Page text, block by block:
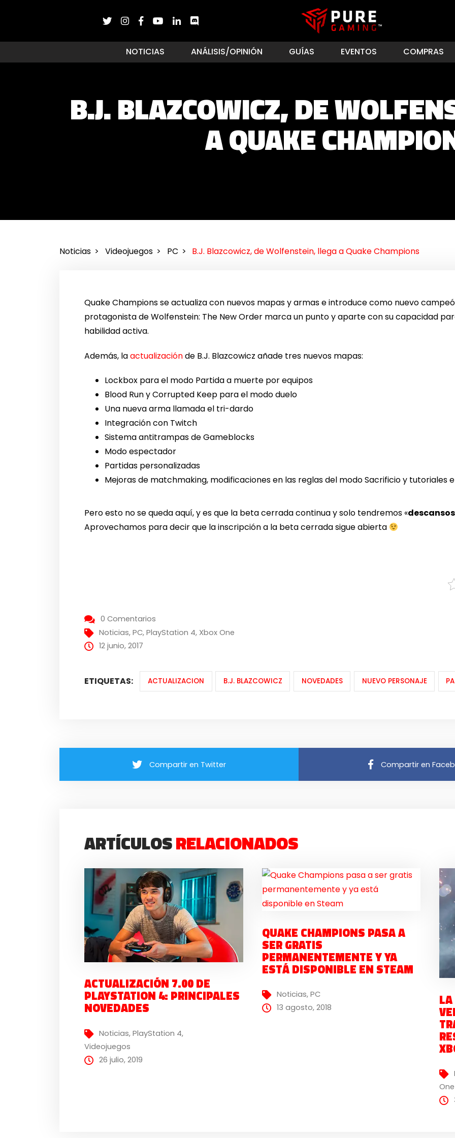
NOTICIAS ANÁLISIS/OPINIÓN GUÍAS EVENTOS COMPRAS
B.J. BLAZCOWICZ, DE
A QUAKE
Noticias Videojuegos PC B.J. Blazcowicz, de Wolfenstein, llega a Quake Champions
Quake Champions se actualiza con nuevos mapas y armas e introduce como nuevo
protagonista de Wolfenstein: The New Order marca un punto y aparte con su capacidad
habilidad activa.
Además, laactualizaciónde B.J. Blazcowicz añade tres nuevos mapas:
Lockbox para el modo Partida a muerte por equipos
Blood Run y Corrupted Keep para el modo duelo
Una nueva arma llamada el tri-dardo
Integración con Twitch
Sistema antitrampas de Gameblocks
Modo espectador
Partidas personalizadas
Mejoras de matchmaking, modificaciones en las reglas del modo Sacrificio y tutoriales
Pero esto no se queda aquí, y es que la beta cerrada continua y solo tendremos «descansos
Aprovechamos para decir que la inscripción a la beta cerrada sigue abierta
0 Comentarios
Noticias,PC,PlayStation 4, Xbox One
12 junio, 2017
ETIQUETAS: ACTUALIZACION B.J. BLAZCOWICZ NOVEDADES NUEVO PERSONAJE
Compartir en Twitter Compartir en
ARTÍCULOSRELACIONADOS
ACTUALIZACIÓN 7.00 DE
PLAYSTATION 4: PRINCIPALES
NOVEDADES
Noticias,PlayStation 4,
Videojuegos
26 julio, 2019
QUAKE CHAMPIONS PASA A
SER GRATIS
PERMANENTEMENTE Y YA
ESTÁ DISPONIBLE EN STEAM
Noticias, PC
13 agosto, 2018
One